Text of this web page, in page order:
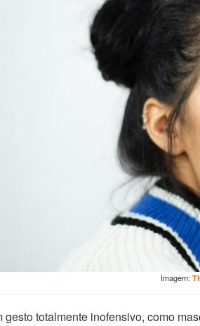
Imagem:
gesto totalmente inofensivo, como